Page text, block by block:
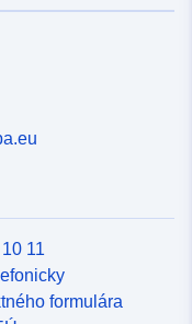
11
formulára